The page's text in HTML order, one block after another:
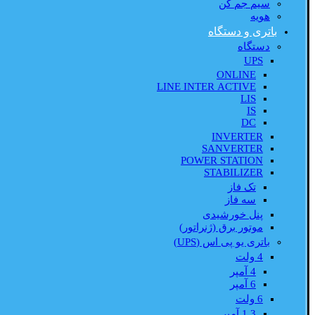
سیم جم کن
هویه
باتری و دستگاه
دستگاه
UPS
ONLINE
LINE INTER ACTIVE
LIS
IS
DC
INVERTER
SANVERTER
POWER STATION
STABILIZER
تک فاز
سه فاز
پنل خورشیدی
موتور برق (ژنراتور)
باتری یو پی اس (UPS)
4 ولت
4 آمپر
6 آمپر
6 ولت